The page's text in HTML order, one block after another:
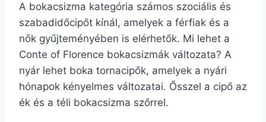
A bokacsizma kategória számos szociális és
szabadidőcipőt kínál, amelyek a férfiak és a
nők gyűjteményében is elérhetők. Mi lehet a
Conte of Florence bokacsizmák változata? A
nyár lehet boka tornacipők, amelyek a nyári
hónapok kényelmes változatai. Ősszel a cipő az
ék és a téli bokacsizma szőrrel.